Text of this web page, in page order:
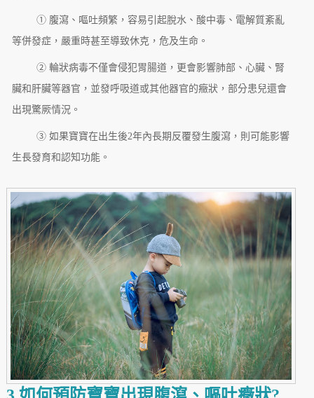
① 腹瀉、嘔吐頻繁，容易引起脫水、酸中毒、電解質紊亂
等併發症，嚴重時甚至導致休克，危及生命。
② 輪狀病毒不僅會侵犯胃腸道，更會影響肺部、心臟、腎
臟和肝臟等器官，並發呼吸道或其他器官的癥狀，部分患兒還會
出現驚厥情況。
③ 如果寶寶在出生後2年內長期反覆發生腹瀉，則可能影響
生長發育和認知功能。